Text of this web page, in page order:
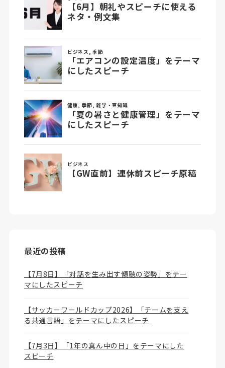
最近の投稿
【7月8日】「対話を生み出す傾聴の姿勢」をテー
マにしたスピーチ
【サッカーワールドカップ2026】「チームを支え
る共通言語」をテーマにしたスピーチ
【7月3日】「1年の真ん中の日」をテーマにした
スピーチ